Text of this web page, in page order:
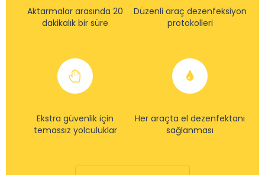
Aktarmalar arasında 20
dakikalık bir süre
Düzenli araç dezenfeksiyon
protokolleri
Ekstra güvenlik için
temassız yolculuklar
Her araçta el dezenfektanı
sağlanması